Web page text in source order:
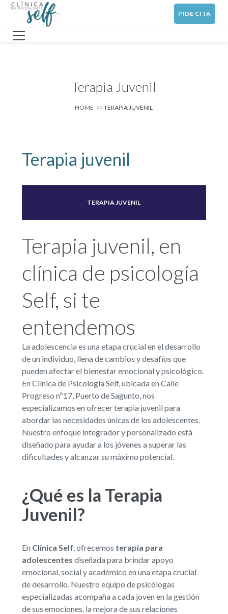
PIDE CITA
Terapia Juvenil
HOME TERAPIA JUVENIL
Terapia juvenil
TERAPIA JUVENIL
Terapia juvenil, en
clínica de psicología
Self, si te
entendemos
La adolescencia es una etapa crucial en el desarrollo
de un individuo, llena de cambios y desafíos que
pueden afectar el bienestar emocional y psicológico.
En Clínica de Psicología Self, ubicada en Calle
Progreso nº17, Puerto de Sagunto, nos
especializamos en ofrecer terapia juvenil para
abordar las necesidades únicas de los adolescentes.
Nuestro enfoque integrador y personalizado está
diseñado para ayudar a los jóvenes a superar las
dificultades y alcanzar su máximo potencial.
¿Qué es la Terapia
Juvenil?
En Clínica Self, ofrecemos terapia para
adolescentes diseñada para brindar apoyo
emocional, social y académico en una etapa crucial
de desarrollo. Nuestro equipo de psicólogas
especializadas acompaña a cada joven en la gestión
de sus emociones, la mejora de sus relaciones